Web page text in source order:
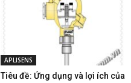
APLISENS
Tiêu đề: Ứng dụng và lợi ích của